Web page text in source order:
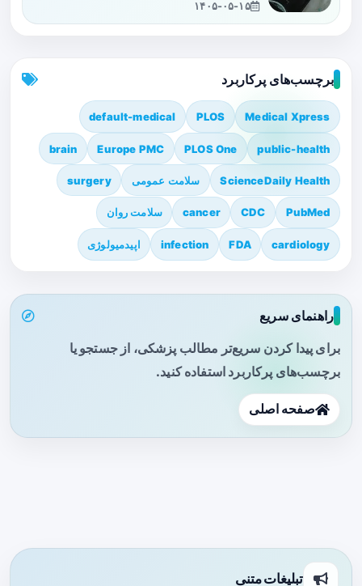
۱۴۰۵-۰۵-۱۵
برچسب‌های پرکاربرد
Medical Xpress
PLOS
default-medical
public-health
PLOS One
Europe PMC
brain
ScienceDaily Health سلامت عمومی surgery
PubMed
CDC
cancer سلامت روان
cardiology
FDA
infection اپیدمیولوژی
راهنمای سریع
برای پیدا کردن سریع‌تر مطالب پزشکی، از جستجو یا
برچسب‌های پرکاربرد استفاده کنید.
صفحه اصلی
تبلیغات متنی